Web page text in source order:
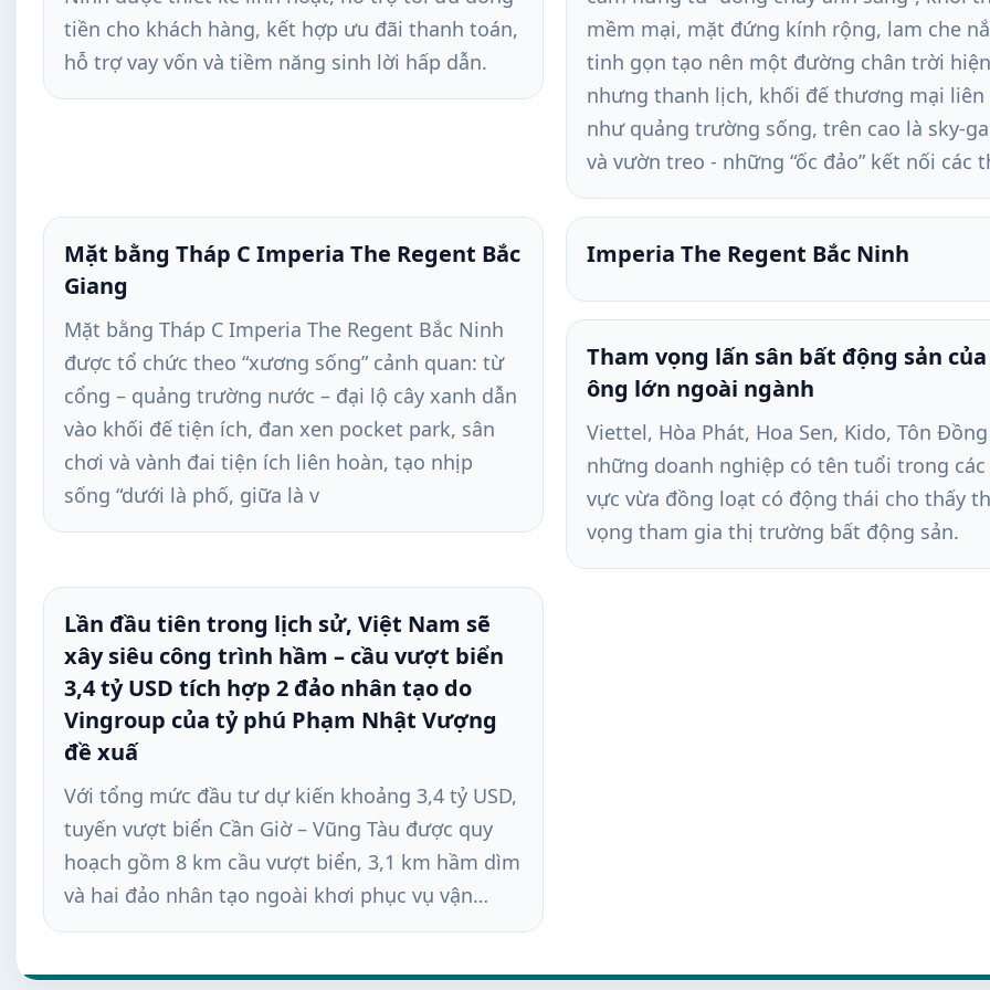
tiền cho khách hàng, kết hợp ưu đãi thanh toán,
hỗ trợ vay vốn và tiềm năng sinh lời hấp dẫn.
mềm mại, mặt đứng kính rộng, lam che
tinh gọn tạo nên một đường chân trời
nhưng thanh lịch, khối đế thương mại liên
như quảng trường sống, trên cao là sky-
và vườn treo - những “ốc đảo” kết nối các
Mặt bằng Tháp C Imperia The Regent Bắc
Giang
Mặt bằng Tháp C Imperia The Regent Bắc Ninh
được tổ chức theo “xương sống” cảnh quan: từ
cổng – quảng trường nước – đại lộ cây xanh dẫn
vào khối đế tiện ích, đan xen pocket park, sân
chơi và vành đai tiện ích liên hoàn, tạo nhịp
sống “dưới là phố, giữa là v
Imperia The Regent Bắc Ninh
Tham vọng lấn sân bất động sản
ông lớn ngoài ngành
Viettel, Hòa Phát, Hoa Sen, Kido, Tôn
những doanh nghiệp có tên tuổi trong
vực vừa đồng loạt có động thái cho thấy
vọng tham gia thị trường bất động sản.
Lần đầu tiên trong lịch sử, Việt Nam sẽ
xây siêu công trình hầm – cầu vượt biển
3,4 tỷ USD tích hợp 2 đảo nhân tạo do
Vingroup của tỷ phú Phạm Nhật Vượng
đề xuấ
Với tổng mức đầu tư dự kiến khoảng 3,4 tỷ USD,
tuyến vượt biển Cần Giờ – Vũng Tàu được quy
hoạch gồm 8 km cầu vượt biển, 3,1 km hầm dìm
và hai đảo nhân tạo ngoài khơi phục vụ vận…